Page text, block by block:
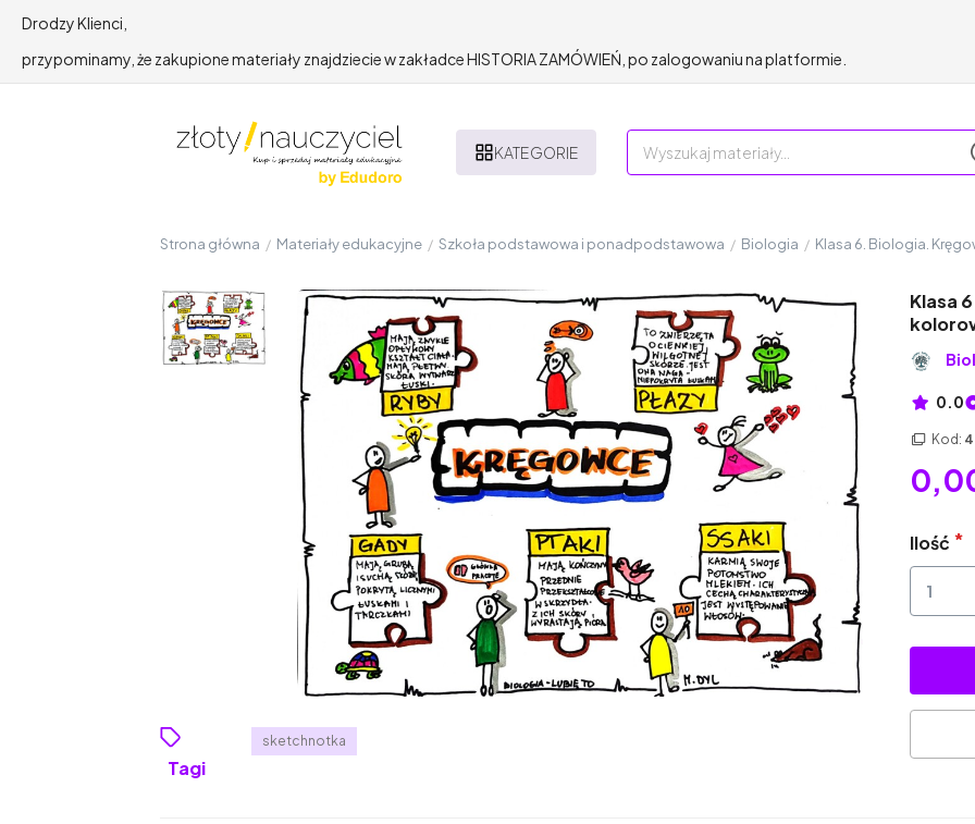
Drodzy Klienci,
przypominamy, że zakupione materiały znajdziecie w zakładce HISTORIA ZAMÓWIEŃ, po zalogowaniu na platformie.
KATEGORIE
Strona główna / Materiały edukacyjne / Szkoła podstawowa i ponadpodstawowa / Biologia / Klasa 6. Biologia.
Tagi
sketchnotka
Klasa
0.0
Kod:
Ilość